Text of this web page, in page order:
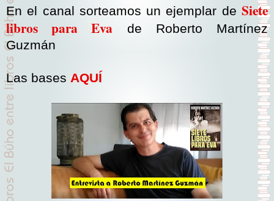
En el canal sorteamos un ejemplar de Siete
libros para Eva de Roberto Martínez
Guzmán
Las bases AQUÍ